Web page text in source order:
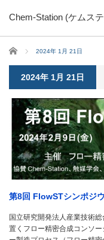
Chem-Station (ケムス
ホーム 2024年 1月 21日
2024年 1月 21日
第8回 FlowSTシンポジ
国立研究開発法人産業技術
置くフロー精密合成コンソ